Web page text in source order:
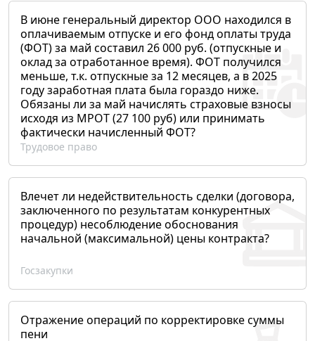
В июне генеральный директор ООО находился в
оплачиваемым отпуске и его фонд оплаты труда
(ФОТ) за май составил 26 000 руб. (отпускные и
оклад за отработанное время). ФОТ получился
меньше, т.к. отпускные за 12 месяцев, а в 2025
году заработная плата была гораздо ниже.
Обязаны ли за май начислять страховые взносы
исходя из МРОТ (27 100 руб) или принимать
фактически начисленный ФОТ?
Трудовое право
Влечет ли недействительность сделки (договора,
заключенного по результатам конкурентных
процедур) несоблюдение обоснования
начальной (максимальной) цены контракта?
Госзакупки
Отражение операций по корректировке суммы
пени